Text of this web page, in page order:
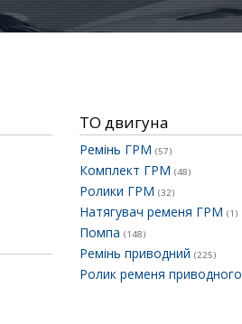
ТО двигуна
Ремінь ГРМ (57)
Комплект ГРМ (48)
Ролики ГРМ (32)
Натягувач ременя ГРМ (1)
Помпа (148)
Ремінь приводний (225)
Ролик ременя приводного